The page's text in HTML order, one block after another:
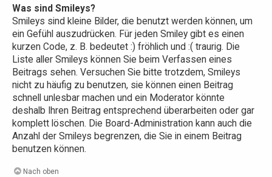
Was sind Smileys?
Smileys sind kleine Bilder, die benutzt werden können, um
ein Gefühl auszudrücken. Für jeden Smiley gibt es einen
kurzen Code, z. B. bedeutet :) fröhlich und :( traurig. Die
Liste aller Smileys können Sie beim Verfassen eines
Beitrags sehen. Versuchen Sie bitte trotzdem, Smileys
nicht zu häufig zu benutzen, sie können einen Beitrag
schnell unlesbar machen und ein Moderator könnte
deshalb Ihren Beitrag entsprechend überarbeiten oder gar
komplett löschen. Die Board-Administration kann auch die
Anzahl der Smileys begrenzen, die Sie in einem Beitrag
benutzen können.
Nach oben